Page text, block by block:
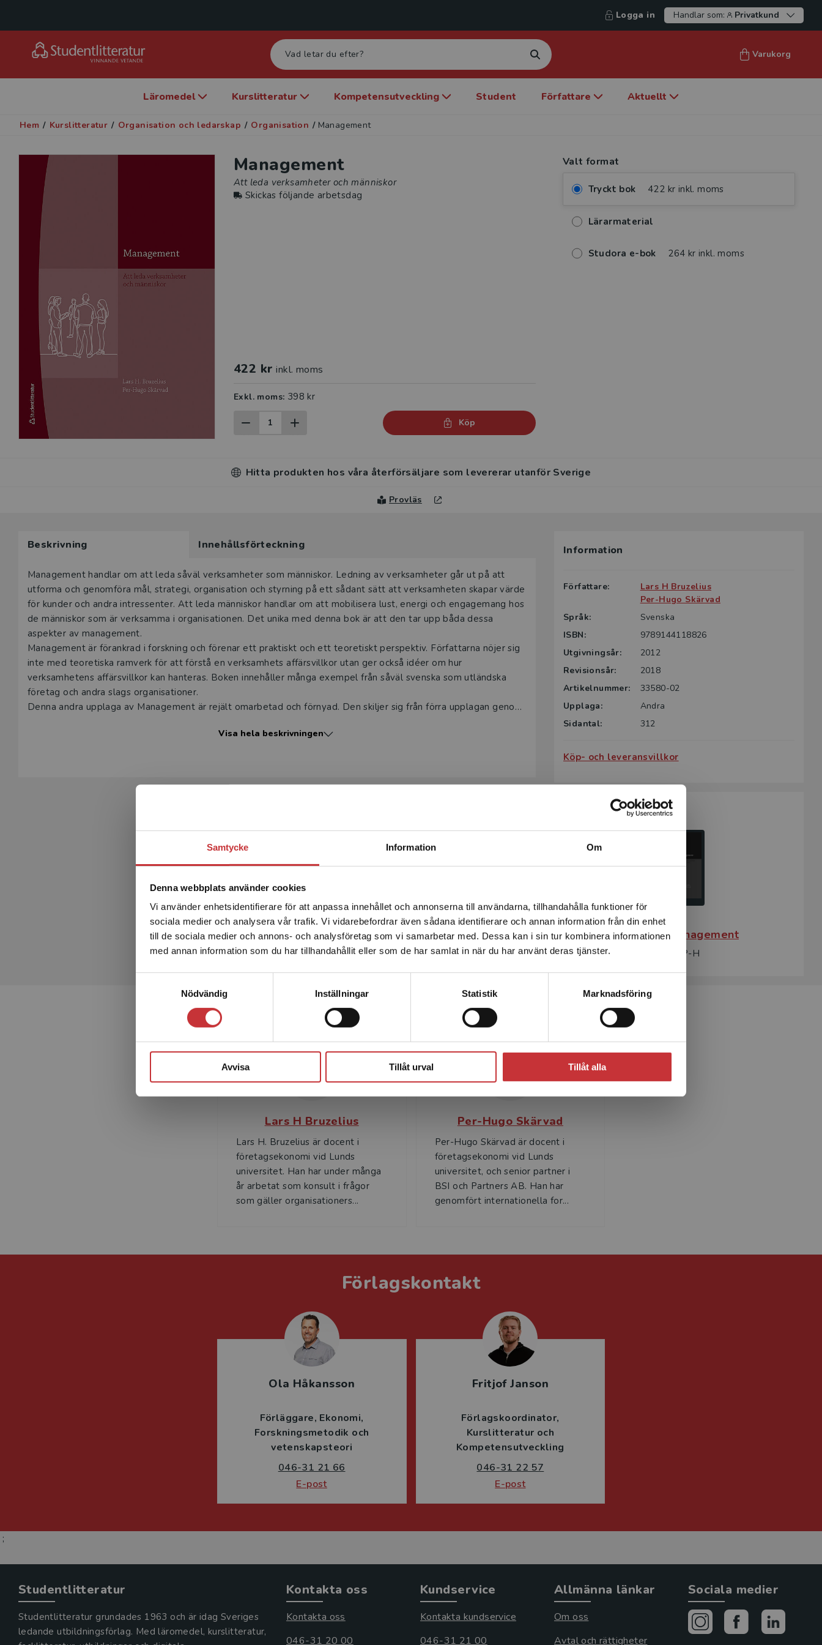
Samtycke Information Om
Denna webbplats använder cookies
Vi använder enhetsidentifierare för att anpassa innehållet och annonserna till användarna, tillhandahålla funktioner för
sociala medier och analysera vår trafik. Vi vidarebefordrar även sådana identifierare och annan information från din enhet
till de sociala medier och annons- och analysföretag som vi samarbetar med. Dessa kan i sin tur kombinera informationen
med annan information som du har tillhandahållit eller som de har samlat in när du har använt deras tjänster.
Nödvändig
Inställningar Statistik Marknadsföring
Avvisa Tillåt urval Tillåt alla
Begränsad fraktregion
Det verkar som att du besöker studentlitteratur.se via en
enhet utanför Sverige. Vi erbjuder inte leveranser utanför
Sverige. För att kunna slutföra ett köp måste
leveransadressen vara i Sverige.Läs mer
Logga in Handlar som: Privatkund
Varukorg
Läromedel Kurslitteratur Kompetensutveckling Student Författare Aktuellt
Hem / Kurslitteratur / Organisation och ledarskap / Organisation / Management
Management
Att leda verksamheter och människor
Skickas följande arbetsdag
422 kr inkl. moms
Exkl. moms: 398 kr
Köp
Valt format
Tryckt bok 422 kr inkl. moms
Lärarmaterial
Studora e-bok 264 kr inkl. moms
Hitta produkten hos våra återförsäljare som levererar utanför Sverige
Provläs
Beskrivning Innehållsförteckning
Beskrivning
Management handlar om att leda såväl verksamheter som människor. Ledning av verksamheter går ut på att
utforma och genomföra mål, strategi, organisation och styrning på ett sådant sätt att verksamheten skapar värde
för kunder och andra intressenter. Att leda människor handlar om att mobilisera lust, energi och engagemang hos
de människor som är verksamma i organisationen. Det unika med denna bok är att den tar upp båda dessa
aspekter av management.
Management är förankrad i forskning och förenar ett praktiskt och ett teoretiskt perspektiv. Författarna nöjer sig
inte med teoretiska ramverk för att förstå en verksamhets affärsvillkor utan ger också idéer om hur
verksamhetens affärsvillkor kan hanteras. Boken innehåller många exempel från såväl svenska som utländska
företag och andra slags organisationer.
Denna andra upplaga av Management är rejält omarbetad och förnyad. Den skiljer sig från förra upplagan genom
konsekvenser för affärsmodeller, organisation, styrning och ledning.
Visa hela beskrivningen
Information
Författare:
Lars H Bruzelius
Per-Hugo Skärvad
Språk:
Svenska
ISBN:
9789144118826
Utgivningsår:
2012
Revisionsår:
2018
Artikelnummer:
33580-02
Upplaga:
Andra
Sidantal:
312
Köp- och leveransvillkor
Passar till
Lärarmaterial - Management
Bruzelius, L - Skärvad, P-H
Lars H Bruzelius
Lars H. Bruzelius är docent i
företagsekonomi vid Lunds
universitet. Han har under många
år arbetat som konsult i frågor
som gäller organisationers...
Per-Hugo Skärvad
Per-Hugo Skärvad är docent i
företagsekonomi vid Lunds
universitet, och senior partner i
BSI och Partners AB. Han har
genomfört internationella for...
Förlagskontakt
Ola Håkansson
Förläggare Ekonomi
Forskningsmetodik och
vetenskapsteori
046-31 21 66
E-post
Fritjof Janson
Förlagskoordinator
Kurslitteratur och
Kompetensutveckling
046-31 22 57
E-post
;
Studentlitteratur
Studentlitteratur grundades 1963 och är idag Sveriges
ledande utbildningsförlag. Med läromedel, kurslitteratur,
Kontakta oss
Kontakta oss
046-31 20 00
Kundservice
Kontakta kundservice
046-31 21 00
Allmänna länkar
Om oss
Avtal och rättigheter
Sociala medier